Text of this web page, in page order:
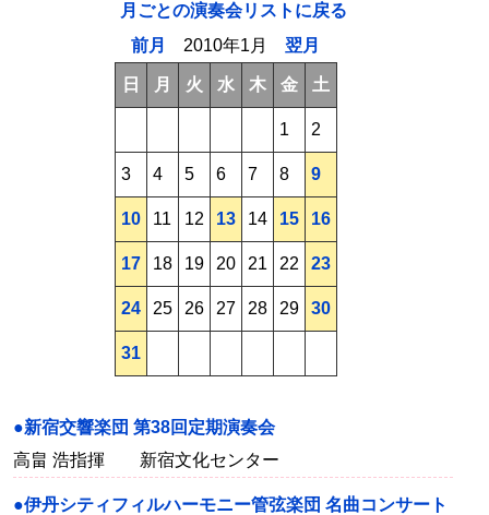
月ごとの演奏会リストに戻る
前月
2010年1月翌月
日 月 火 水 木 金 土
1 2
3 4 5 6 7 8 9
10 11 12 13 14 15 16
17 18 19 20 21 22 23
24 25 26 27 28 29 30
31
●新宿交響楽団 第38回定期演奏会
高畠 浩指揮 新宿文化センター
●伊丹シティフィルハーモニー管弦楽団 名曲コンサート